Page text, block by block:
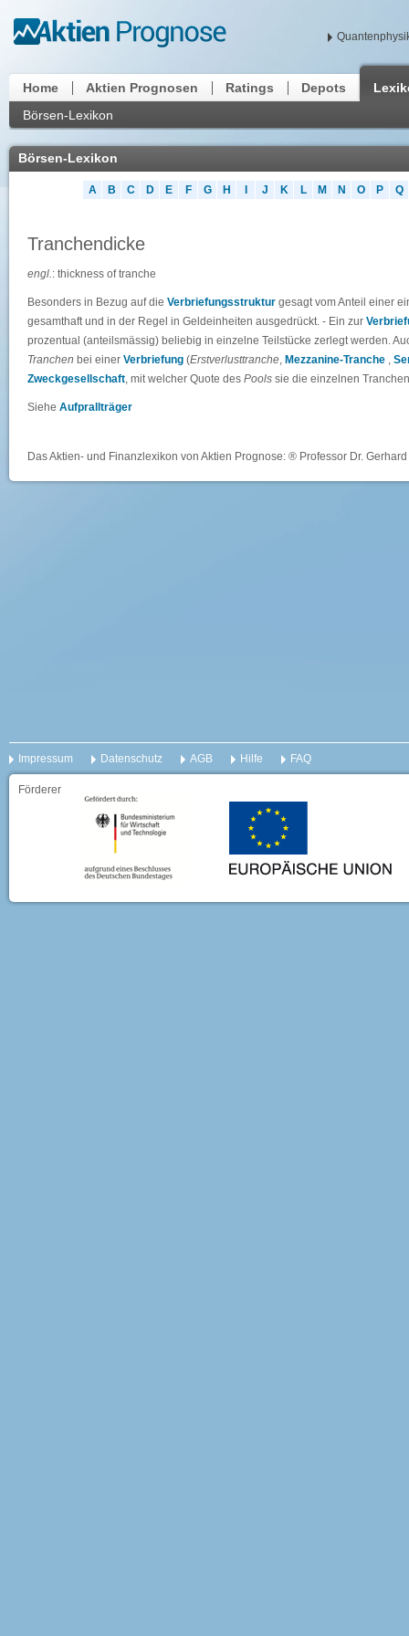
Home Aktien Prognosen Ratings Depots
Börsen-Lexikon
Börsen-Lexikon
A B C D E F G H J K L M N O P Q
Tranchendicke
engl.: thickness of tranche
Besonders in Bezug auf die Verbriefungsstruktur gesagt vom Anteil einer
gesamthaft und in der Regel in Geldeinheiten ausgedrückt. - Ein zur
prozentual (anteilsmässig) beliebig in einzelne Teilstücke zerlegt werden.
Tranchen bei einer Verbriefung (Erstverlusttranche, Mezzanine-Tranche ,
Zweckgesellschaft, mit welcher Quote des Pools sie die einzelnen
Siehe Aufprallträger
Das Aktien- und Finanzlexikon von Aktien Prognose: ® Professor Dr.
Impressum Datenschutz AGB Hilfe FAQ
Förderer